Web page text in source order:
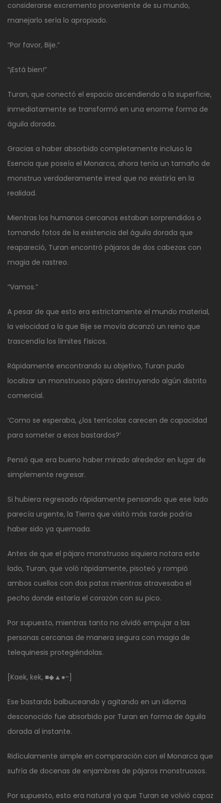
considerarse excremento proveniente de su mundo,
manejarlo sería lo apropiado.
“Por favor, Bije.”
“¡Está bien!”
Turan, que conectó el espacio ascendiendo a la superficie,
inmediatamente se transformó en una enorme forma de
águila dorada.
Gracias a haber absorbido completamente incluso la
Esencia que poseía el Monarca, ahora tenía un tamaño de
monstruo verdaderamente irreal que no existiría en la
realidad.
Mientras los humanos cercanos estaban sorprendidos o
tomando fotos de la existencia del águila dorada que
reapareció, Turan encontró pájaros de dos cabezas con
magia de rastreo.
“Vamos.”
A pesar de que esto era estrictamente el mundo material,
la velocidad a la que Bije se movía alcanzó un reino que
trascendía los límites físicos.
Rápidamente encontrando su objetivo, Turan pudo
localizar un monstruoso pájaro destruyendo algún distrito
comercial.
‘Como se esperaba, ¿los terrícolas carecen de capacidad
para someter a esos bastardos?’
Pensó que era bueno haber mirado alrededor en lugar de
simplemente regresar.
Si hubiera regresado rápidamente pensando que ese lado
parecía urgente, la Tierra que visitó más tarde podría
haber sido ya quemada.
Antes de que el pájaro monstruoso siquiera notara este
lado, Turan, que voló rápidamente, pisoteó y rompió
ambos cuellos con dos patas mientras atravesaba el
pecho donde estaría el corazón con su pico.
Por supuesto, mientras tanto no olvidó empujar a las
personas cercanas de manera segura con magia de
telequinesis protegiéndolas.
[Kaek, kek, ■◆▲●-]
Ese bastardo balbuceando y agitando en un idioma
desconocido fue absorbido por Turan en forma de águila
dorada al instante.
Ridículamente simple en comparación con el Monarca que
sufría de docenas de enjambres de pájaros monstruosos.
Por supuesto, esto era natural ya que Turan se volvió capaz